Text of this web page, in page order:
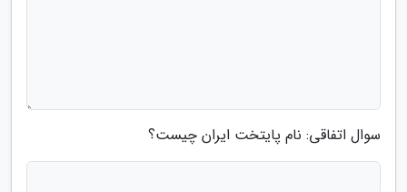
سوال اتفاقی: نام پایتخت ایران چیست؟